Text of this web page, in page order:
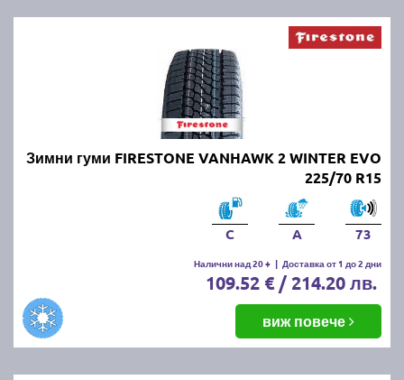
Зимни гуми FIRESTONE VANHAWK 2 WINTER EVO
225/70 R15
C A 73
Налични над 20 + | Доставка от 1 до 2 дни
109.52 € / 214.20 лв.
виж повече